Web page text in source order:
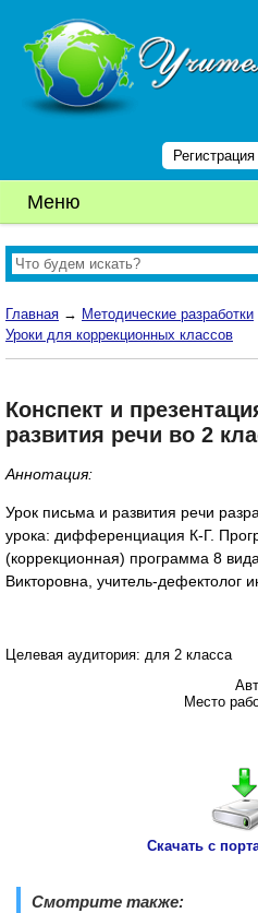
Регистрация
Меню
Главная → Методические разработки
Уроки для коррекционных классов
Конспект и
развития речи во 2
Аннотация:
Урок письма и развития речи
урока: дифференциация К-Г.
(коррекционная) программа 8
Викторовна, учитель-дефектолог
Целевая аудитория: для 2 класса
Место
Скачать с
Смотрите также: